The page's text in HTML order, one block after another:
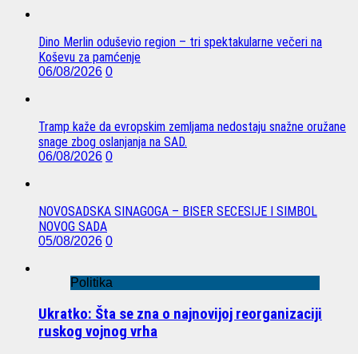
Dino Merlin oduševio region – tri spektakularne večeri na
Koševu za pamćenje
06/08/2026 0
Tramp kaže da evropskim zemljama nedostaju snažne oružane
snage zbog oslanjanja na SAD.
06/08/2026 0
NOVOSADSKA SINAGOGA – BISER SECESIJE I SIMBOL
NOVOG SADA
05/08/2026 0
Politika
Ukratko: Šta se zna o najnovijoj reorganizaciji
ruskog vojnog vrha